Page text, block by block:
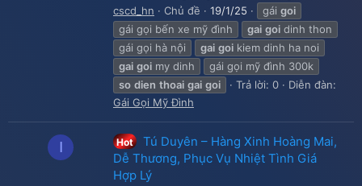
cscd_hn
Chủ đề 19/1/25 gái goi
gái gọi bến xe mỹ đình
gai goi dinh thon
gái gọi hà nội
gai goi kiem dinh ha noi
gai goi my dinh
gái gọi mỹ đình 300k
so dien thoai gai goi Trả lời: 0
Diễn đàn:
Gái Gọi Mỹ Đình
I Hot
Tú Duyên – Hàng Xinh Hoàng Mai,
Dễ Thương, Phục Vụ Nhiệt Tình Giá
Hợp Lý